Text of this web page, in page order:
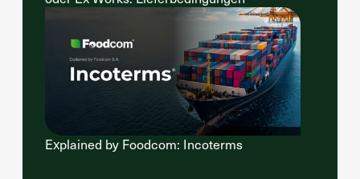
Explained by Foodcom: Incoterms